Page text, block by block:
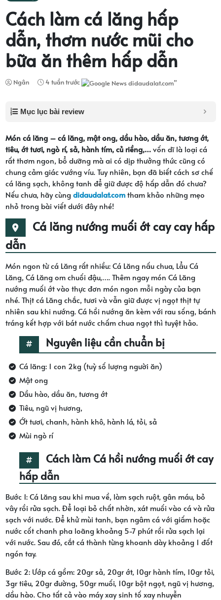
Cách làm cá lăng hấp
dẫn, thơm nước mũi cho
bữa ăn thêm hấp dẫn
Ngân 4 tuần trước
Mục lục bài review
Món cá lăng – cá lăng, mật ong, dầu hào, dầu ăn, tương ớt,
tiêu, ớt tươi, ngò rí, sả, hành tím, củ riềng,…vốn dĩ là loại cá
rất thơm ngon, bổ dưỡng mà ai có dịp thưởng thức cũng có
chung cảm giác vướng víu. Tuy nhiên, bạn đã biết cách sơ chế
cá lăng sạch, không tanh để giữ được độ hấp dẫn đó chưa?
Nếu chưa, hãy cùng didaudalat.comtham khảo những mẹo
nhỏ trong bài viết dưới đây nhé!
Cá lăng nướng muối ớt cay cay hấp
dẫn
Món ngon từ cá Lăng rất nhiều: Cá Lăng nấu chua, Lẩu Cá
Lăng, Cá Lăng om chuối đậu,…. Thêm ngay món Cá Lăng
nướng muối ớt vào thực đơn món ngon mỗi ngày của bạn
nhé. Thịt cá Lăng chắc, tươi và vẫn giữ được vị ngọt thịt tự
nhiên sau khi nướng. Cá hồi nướng ăn kèm với rau sống, bánh
tráng kết hợp với bát nước chấm chua ngọt thì tuyệt hảo.
Nguyên liệu cần chuẩn bị
Cá lăng: 1 con 2kg (tuỳ số lượng người ăn)
Mật ong
Dầu hào, dầu ăn, tương ớt
Tiêu, ngũ vị hương,
Ớt tươi, chanh, hành khô, hành lá, tỏi, sả
Mùi ngò rí
Cách làm Cá hồi nướng muối ớt cay
hấp dẫn
Bước 1: Cá Lăng sau khi mua về, làm sạch ruột, gân máu, bỏ
vây rồi rửa sạch. Để loại bỏ chất nhờn, xát muối vào cá và rửa
sạch với nước. Để khử mùi tanh, bạn ngâm cá với giấm hoặc
nước cốt chanh pha loãng khoảng 5-7 phút rồi rửa sạch lại
với nước. Sau đó, cắt cá thành từng khoanh dày khoảng 1 đốt
ngón tay.
Bước 2: Ướp cá gồm: 20gr sả, 20gr ớt, 10gr hành tím, 10gr tỏi,
3gr tiêu, 20gr đường, 50gr muối, 10gr bột ngọt, ngũ vị hương,
dầu hào. Cho tất cả vào máy xay sinh tố xay nhuyễn